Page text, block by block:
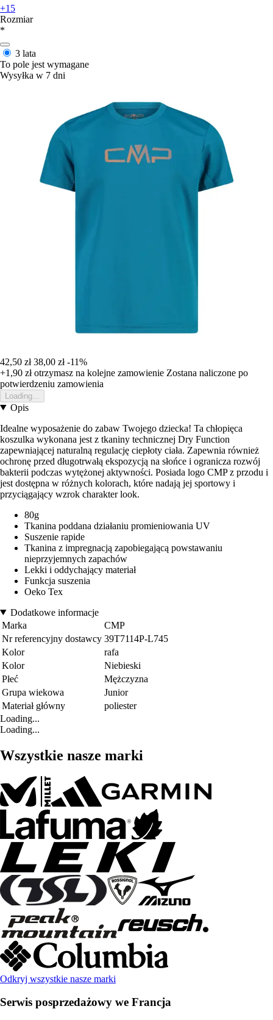
+15
Rozmiar
*
3 lata
To pole jest wymagane
Wysyłka w 7 dni
42,50 zł 38,00 zł -11%
+1,90 złotrzymasz na kolejne zamowienie Zostana naliczone po
potwierdzeniu zamowienia
Loading...
Opis
Idealne wyposażenie do zabaw Twojego dziecka! Ta chłopięca
koszulka wykonana jest z tkaniny technicznej Dry Function
zapewniającej naturalną regulację ciepłoty ciała. Zapewnia również
ochronę przed długotrwałą ekspozycją na słońce i ogranicza rozwój
bakterii podczas wytężonej aktywności. Posiada logo CMP z przodu i
jest dostępna w różnych kolorach, które nadają jej sportowy i
przyciągający wzrok charakter look.
80g
Tkanina poddana działaniu promieniowania UV
Suszenie rapide
Tkanina z impregnacją zapobiegającą powstawaniu
nieprzyjemnych zapachów
Lekki i oddychający materiał
Funkcja suszenia
Oeko Tex
Dodatkowe informacje
Marka
CMP
Nr referencyjny dostawcy 39T7114P-L745
Kolor
rafa
Kolor
Niebieski
Płeć
Mężczyzna
Grupa wiekowa
Junior
Materiał główny
poliester
Loading...
Loading...
Wszystkie nasze marki
Odkryj wszystkie nasze marki
Serwis posprzedażowy we Francja